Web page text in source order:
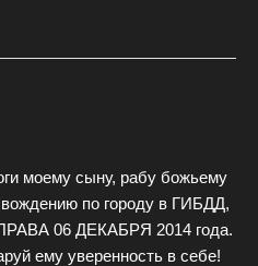
моему сыну, рабу божьему
по городу в ГИБДД,
06 ДЕКАБРЯ 2014 года.
ему уверенность в себе!